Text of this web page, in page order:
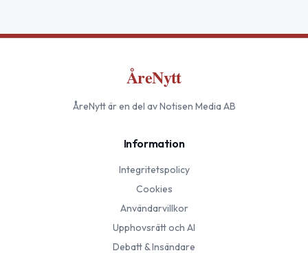
ÅreNytt
ÅreNyttär en del av Notisen Media AB
Information
Integritetspolicy
Cookies
Användarvillkor
Upphovsrätt och AI
Debatt & Insändare